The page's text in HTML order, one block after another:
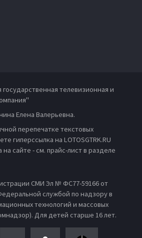
телевизионная и
Елена Валерьевна.
перепечатке текстовых
гиперссылка на LOTOSGTRK.RU
на сайте - см. прайс-лист в разделе
СМИ Эл № ФС77-59166 от
службой по надзору в
технологий и массовых
Для детей старше 16 лет.